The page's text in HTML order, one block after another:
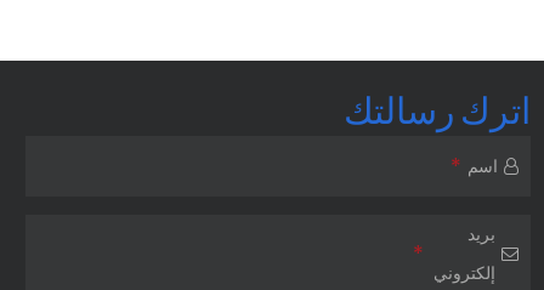
اترك رسالتك
اسم *
بريد
إلكتروني
*